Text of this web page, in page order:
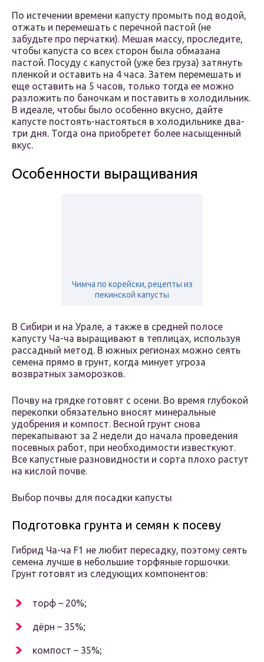
По истечении времени капусту промыть под водой,
отжать и перемешать с перечной пастой (не
забудьте про перчатки). Мешая массу, проследите,
чтобы капуста со всех сторон была обмазана
пастой. Посуду с капустой (уже без груза) затянуть
пленкой и оставить на 4 часа. Затем перемешать и
еще оставить на 5 часов, только тогда ее можно
разложить по баночкам и поставить в холодильник.
В идеале, чтобы было особенно вкусно, дайте
капусте постоять-настояться в холодильнике два-
три дня. Тогда она приобретет более насыщенный
вкус.
Особенности выращивания
Чимча по корейски, рецепты из
пекинской капусты
В Сибири и на Урале, а также в средней полосе
капусту Ча-ча выращивают в теплицах, используя
рассадный метод. В южных регионах можно сеять
семена прямо в грунт, когда минует угроза
возвратных заморозков.
Почву на грядке готовят с осени. Во время глубокой
перекопки обязательно вносят минеральные
удобрения и компост. Весной грунт снова
перекапывают за 2 недели до начала проведения
посевных работ, при необходимости известкуют.
Все капустные разновидности и сорта плохо растут
на кислой почве.
Выбор почвы для посадки капусты
Подготовка грунта и семян к посеву
Гибрид Ча-ча F1 не любит пересадку, поэтому сеять
семена лучше в небольшие торфяные горшочки.
Грунт готовят из следующих компонентов:
торф – 20%;
дёрн – 35%;
компост – 35%;